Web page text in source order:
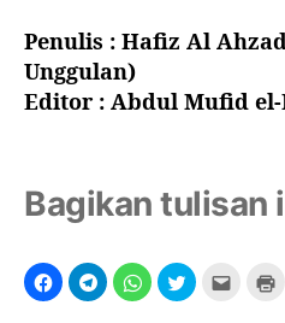
Penulis : Hafiz Al
Unggulan)
Editor : Abdul Mufid
Bagikan tulisan